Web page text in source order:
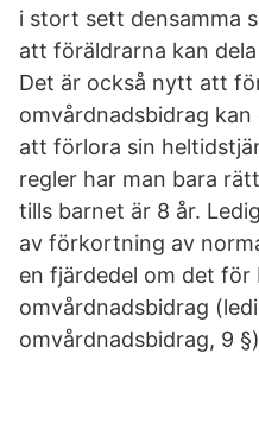
i stort sett densamma
att föräldrarna kan
Det är också nytt att
omvårdnadsbidrag
att förlora sin
regler har man bara
tills barnet är 8 år.
av förkortning av
en fjärdedel om det för
omvårdnadsbidrag
omvårdnadsbidrag, 9